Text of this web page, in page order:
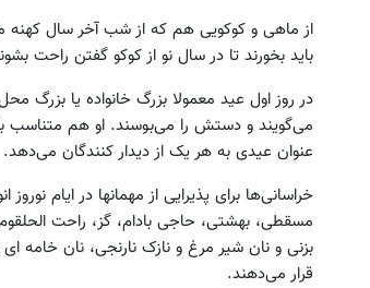
از ماهی و کوکویی هم که از شب آخر سال کهنه
باید بخورند تا در سال نو از کوکو گفتن راحت
در روز اول عید معمولا بزرگ خانواده یا بزرگ
می‌گویند و دستش را می‌بوسند. او هم متناسب
عنوان عیدی به هر یک از دیدار کنندگان می‌دهد.
خراسانی‌ها برای پذیرایی از مهمانها در ایام
مسقطی، بهشتی، حاجی بادام، گز، راحت
بزنی و نان شیر مرغ و نازک نارنجی، نان
قرار می‌دهند.